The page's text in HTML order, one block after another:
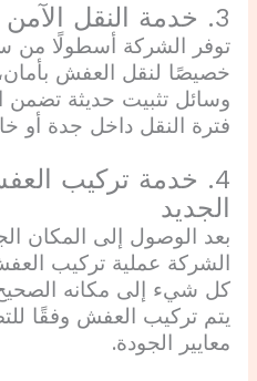
3. خدمة النقل الآمن
توفر الشركة أسطولًا من
خصيصًا لنقل العفش
وسائل تثبيت حديثة
فترة النقل داخل جدة أو
4. خدمة تركيب
الجديد
بعد الوصول إلى المكان
الشركة عملية تركيب
كل شيء إلى مكانه
يتم تركيب العفش وفقًا
معايير الجودة.